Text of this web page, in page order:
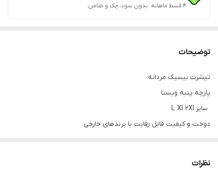
۴ قسط ماهانه. بدون سود، چک و ضامن.
توضیحات
تیشرت بیسیک مردانه
پارچه پنبه ویستا
سایز L Xl 2Xl
دوخت و کیفیت قابل رقابت با برندهای خارجی
نظرات